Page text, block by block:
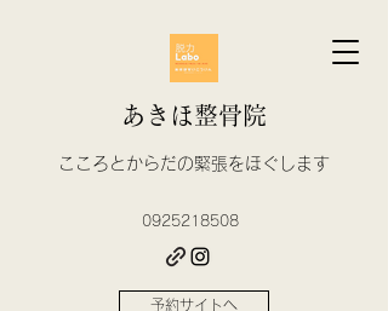
あきほ整骨院
​こころとからだの緊張をほぐします
0925218508
予約サイトへ